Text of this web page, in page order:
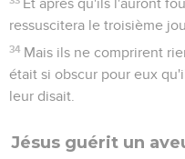
Et après qu'ils l'auront
ressuscitera le troisième
34 Mais ils ne comprirent
était si obscur pour eux
leur disait.
Jésus guérit un